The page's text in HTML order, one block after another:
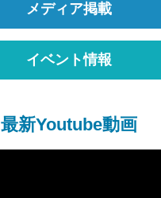
メディア掲載
イベント情報
最新Youtube動画